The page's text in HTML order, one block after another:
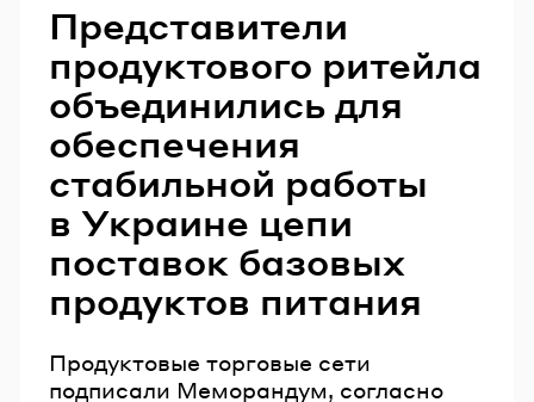
Представители
продуктового ритейла
объединились для
обеспечения
стабильной работы
в Украине цепи
поставок базовых
продуктов питания
Продуктовые торговые сети
подписали Меморандум, согласно